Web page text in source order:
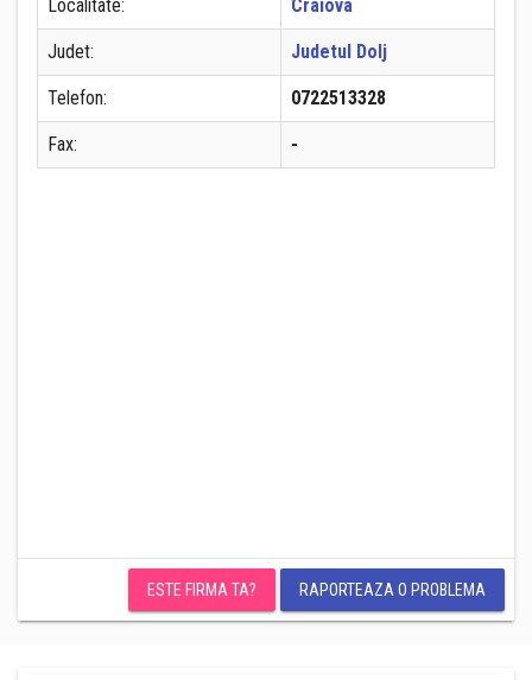
Localitate: Craiova
Judet: Judetul Dolj
Telefon: 0722513328
Fax: -
ESTE FIRMA TA? RAPORTEAZA O PROBLEMA